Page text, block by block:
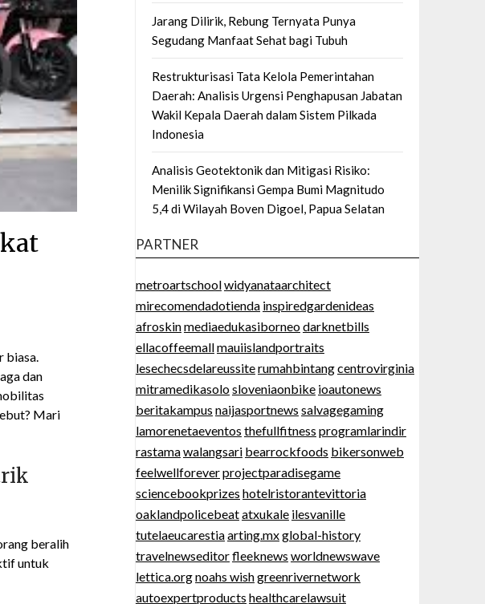
biasa.
dan
Mari
beralih
untuk
Jarang Dilirik, Rebung Ternyata Punya
Segudang Manfaat Sehat bagi Tubuh
Restrukturisasi Tata Kelola Pemerintahan
Daerah: Analisis Urgensi Penghapusan Jabatan
Wakil Kepala Daerah dalam Sistem Pilkada
Indonesia
Analisis Geotektonik dan Mitigasi Risiko:
Menilik Signifikansi Gempa Bumi Magnitudo
5,4 di Wilayah Boven Digoel, Papua Selatan
PARTNER
metroartschoolwidyanataarchitect
mirecomendadotienda inspiredgardenideas
afroskinmediaedukasiborneodarknetbills
ellacoffeemallmauiislandportraits
lesechecsdelareussiterumahbintangcentrovirginia
mitramedikasolosloveniaonbike ioautonews
beritakampus naijasportnews salvagegaming
lamorenetaeventos thefullfitness programlarindir
rastamawalangsari bearrockfoods bikersonweb
feelwellforeverprojectparadisegame
sciencebookprizes hotelristorantevittoria
oaklandpolicebeatatxukale ilesvanille
tutelaeucarestiaarting.mxglobal-history
travelnewseditorfleeknews worldnewswave
lettica.orgnoahs wishgreenrivernetwork
autoexpertproducts healthcarelawsuit